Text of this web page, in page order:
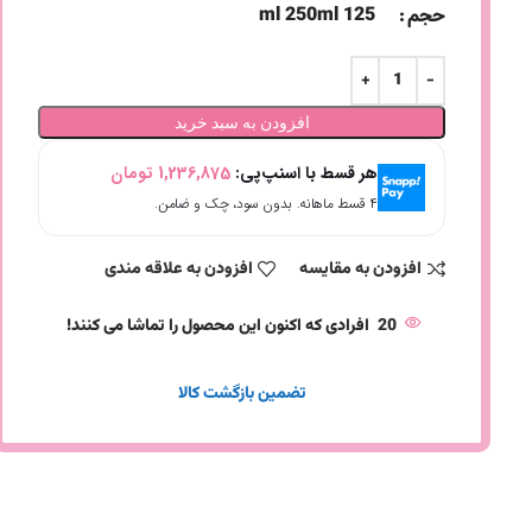
حجم 125 ml
250 ml
افزودن به سبد خرید
هر قسط با اسنپ‌پی: 1,236,875 تومان
۴ قسط ماهانه. بدون سود، چک و ضامن.
افزودن به مقایسه افزودن به علاقه مندی
20 افرادی که اکنون این محصول را تماشا می کنند!
تضمین بازگشت کالا